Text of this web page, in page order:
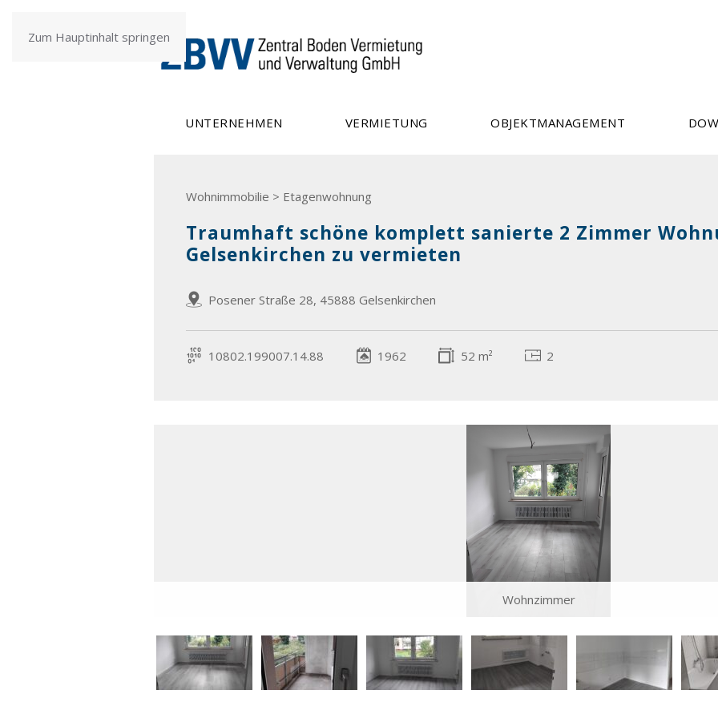
Zum Hauptinhalt springen
UNTERNEHMEN VERMIETUNG OBJEKTMANAGEMENT
Wohnimmobilie > Etagenwohnung
Traumhaft schöne komplett sanierte 2 Zimmer
Gelsenkirchen zu vermieten
Posener Straße 28, 45888 Gelsenkirchen
10802.199007.14.88 1962 52 m² 2
Wohnzimmer